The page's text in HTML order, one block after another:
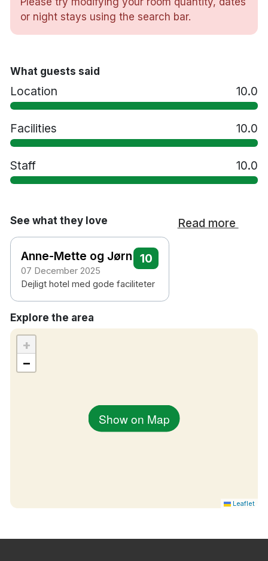
Rökfritt hotell
Parkering mot en avgift
Gratis flygplatstransfer
Gymnastiksal
Tvättservice
Legoland Billund 2.4 km
Lalandia 3 km
Billund flygplats 0.3 km
or night stays using the search bar.
What guests said
Location 10.0
Facilities 10.0
Staff 10.0
See what they love Read more
Anne-Mette og Jørn
07 December 2025
10
Dejligt hotel med gode faciliteter
Explore the area
Show on Map
+
−
Leaflet